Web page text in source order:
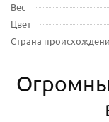
Вес
Цвет
Страна